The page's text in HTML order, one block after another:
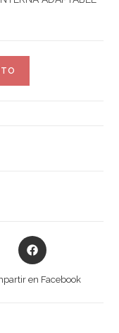
en Facebook